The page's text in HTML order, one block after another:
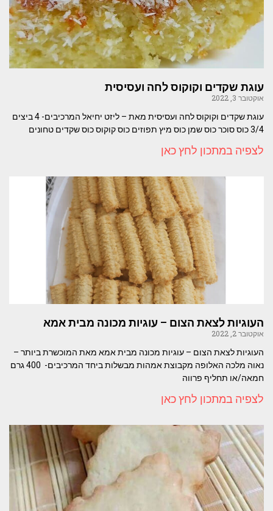
עוגת שקדים וקוקוס לחה ועסיסית
אוקטובר 3, 2022
עוגת שקדים וקוקוס לחה ועסיסית מאת – ליזט יחיאל המרכיבים- 4 ביצים
3/4 כוס סוכר כוס שמן כוס מיץ תפוזים כוס קוקוס כוס שקדים טחונים
לצפיה במתכון לחץ כאן
העוגיות לצאת הצום – עוגיות מכונה מבית אמא
אוקטובר 2, 2022
העוגיות לצאת הצום – עוגיות מכונה מבית אמא מאת המוכשרת ביותר –
נאוה מלכה האלופה מקבוצת אמהות מבשלות ביחד המרכיבים- 400 גרם
חמאה/או תחליף פרווה
לצפיה במתכון לחץ כאן